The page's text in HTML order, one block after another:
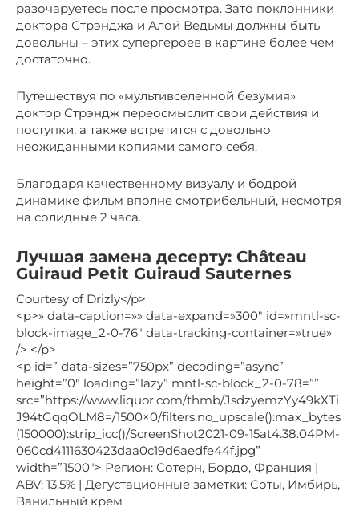
разочаруетесь после просмотра. Зато поклонники
доктора Стрэнджа и Алой Ведьмы должны быть
довольны – этих супергероев в картине более чем
достаточно.
Путешествуя по «мультивселенной безумия»
доктор Стрэндж переосмыслит свои действия и
поступки, а также встретится с довольно
неожиданными копиями самого себя.
Благодаря качественному визуалу и бодрой
динамике фильм вполне смотрибельный, несмотря
на солидные 2 часа.
Лучшая замена десерту: Château
Guiraud Petit Guiraud Sauternes
Courtesy of Drizly</p>
<p>» data-caption=»» data-expand=»300″ id=»mntl-sc-
block-image_2-0-76″ data-tracking-container=»true»
/> </p>
<p id=” data-sizes=”750px” decoding=”async”
height=”0″ loading=”lazy” mntl-sc-block_2-0-78=””
src=”https://www.liquor.com/thmb/JsdzyemzYy49kXTi
J94tGqqOLM8=/1500×0/filters:no_upscale():max_bytes
(150000):strip_icc()/ScreenShot2021-09-15at4.38.04PM-
060cd4111630423daa0c19d6aedfe44f.jpg”
width=”1500″> Регион: Сотерн, Бордо, Франция |
ABV: 13.5% | Дегустационные заметки: Соты, Имбирь,
Ванильный крем